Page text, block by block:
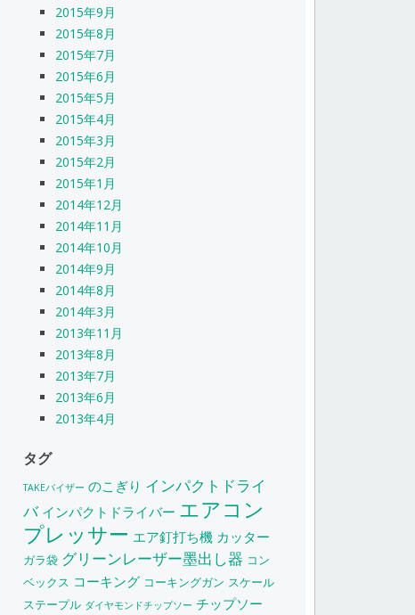
2015年9月
2015年8月
2015年7月
2015年6月
2015年5月
2015年4月
2015年3月
2015年2月
2015年1月
2014年12月
2014年11月
2014年10月
2014年9月
2014年8月
2014年3月
2013年11月
2013年8月
2013年7月
2013年6月
2013年4月
タグ
TAKEバイザー のこぎり インパクトドライ
バ インパクトドライバー エアコン
プレッサー エア釘打ち機 カッター
ガラ袋 グリーンレーザー墨出し器 コン
ベックス コーキング コーキングガン スケール
ステープル ダイヤモンドチップソー チップソー